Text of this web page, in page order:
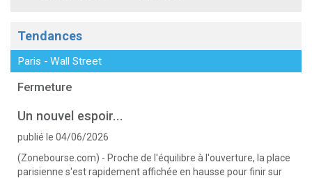
Tendances
Paris - Wall Street
Fermeture
Un nouvel espoir...
publié le 04/06/2026
(Zonebourse.com) - Proche de l'équilibre à l'ouverture, la place
parisienne s'est rapidement affichée en hausse pour finir sur